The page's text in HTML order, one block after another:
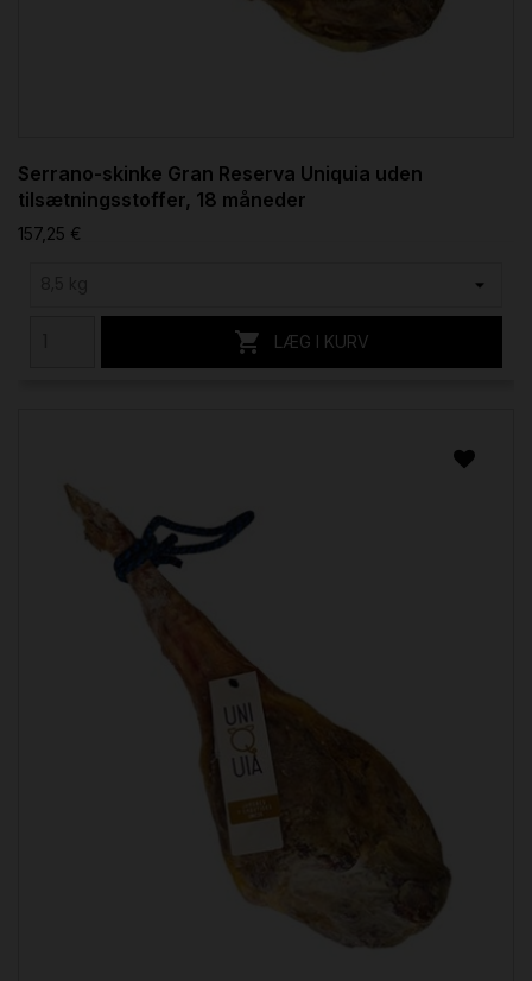
Serrano-skinke Gran Reserva Uniquia uden
tilsætningsstoffer, 18 måneder
157,25 €
 LÆG I KURV